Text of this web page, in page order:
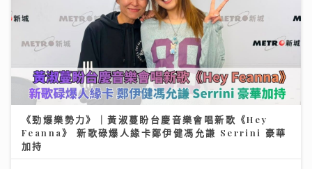
《勁爆樂勢力》｜黃淑蔓盼台慶音樂會唱新歌《Hey
Feanna》 新歌碌爆人緣卡鄭伊健馮允謙 Serrini 豪華
加持